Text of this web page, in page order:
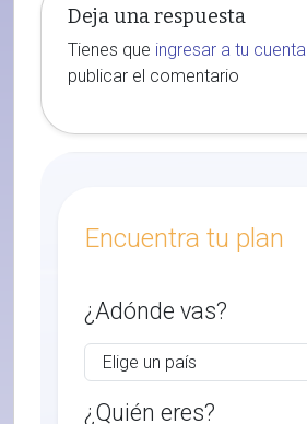
Deja una respuesta
Tienes que ingresar a tu cuenta
publicar el comentario
Encuentra tu plan
¿Adónde vas?
¿Quién eres?